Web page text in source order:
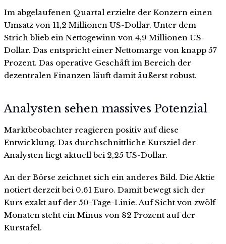
Im abgelaufenen Quartal erzielte der Konzern einen
Umsatz von 11,2 Millionen US-Dollar. Unter dem
Strich blieb ein Nettogewinn von 4,9 Millionen US-
Dollar. Das entspricht einer Nettomarge von knapp 57
Prozent. Das operative Geschäft im Bereich der
dezentralen Finanzen läuft damit äußerst robust.
Analysten sehen massives Potenzial
Marktbeobachter reagieren positiv auf diese
Entwicklung. Das durchschnittliche Kursziel der
Analysten liegt aktuell bei 2,25 US-Dollar.
An der Börse zeichnet sich ein anderes Bild. Die Aktie
notiert derzeit bei 0,61 Euro. Damit bewegt sich der
Kurs exakt auf der 50-Tage-Linie. Auf Sicht von zwölf
Monaten steht ein Minus von 82 Prozent auf der
Kurstafel.